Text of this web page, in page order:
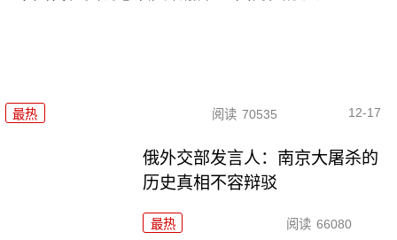
最热 阅读 70535 12-17
俄外交部发言人：南京大屠杀的
历史真相不容辩驳
最热 阅读 66080